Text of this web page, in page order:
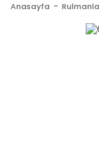
Anasayfa